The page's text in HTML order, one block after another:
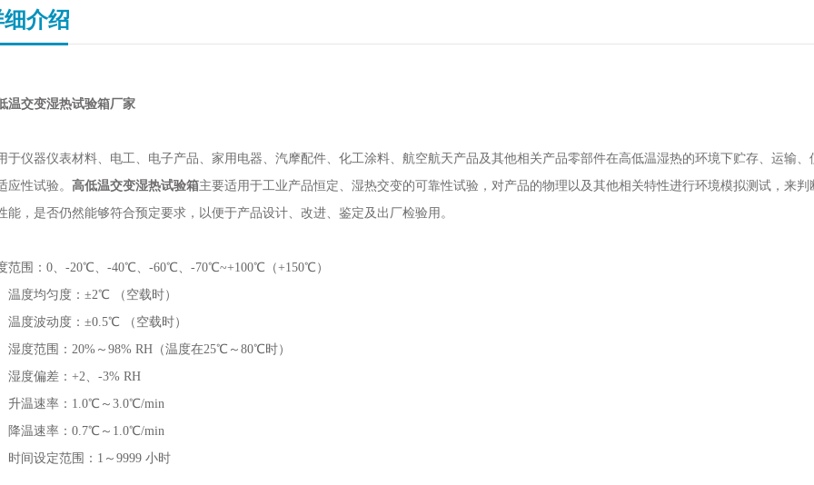
介绍
温交变湿热试验箱厂家
于仪器仪表材料、电工、电子产品、家用电器、汽摩配件、化工涂料、航空航天产品及其他相关产品零部件在高低温湿热的环境下贮存、运输、
应性试验。 高低温交变湿热试验箱主要适用于工业产品恒定、湿热交变的可靠性试验，对产品的物理以及其他相关特性进行环境模拟测试，来判
能，是否仍然能够符合预定要求，以便于产品设计、改进、鉴定及出厂检验用。
范围：0、-20℃、-40℃、-60℃、-70℃~+100℃（+150℃）
均匀度：±2℃ （空载时）
波动度：±0.5℃ （空载时）
范围：20%～98% RH（温度在25℃～80℃时）
偏差：+2、-3% RH
速率：1.0℃～3.0℃/min
速率：0.7℃～1.0℃/min
设定范围：1～9999 小时